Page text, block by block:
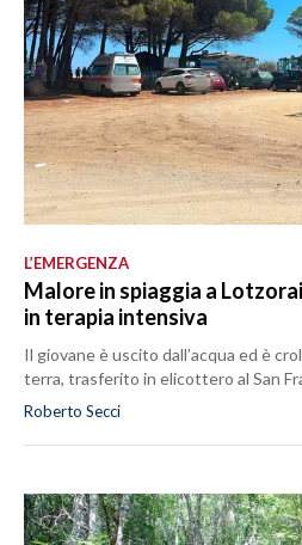
L’EMERGENZA
Malore in spiaggia a
in terapia intensiva
Il giovane è uscito dall’acqua ed è
terra, trasferito in elicottero al San
Roberto Secci